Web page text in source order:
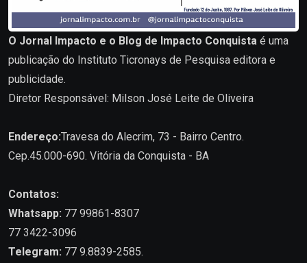
O Jornal Impacto e o Blog de Impacto Conquista é uma
publicação do Instituto Ticronays de Pesquisa editora e
publicidade.
Diretor Responsável: Milson José Leite de Oliveira
Endereço:Travesa do Alecrim, 73 - Bairro Centro.
Cep.45.000-690. Vitória da Conquista - BA
Contatos:
Whatsapp: 77 99861-8307
77 3422-3096
Telegram: 77 9.8839-2585.